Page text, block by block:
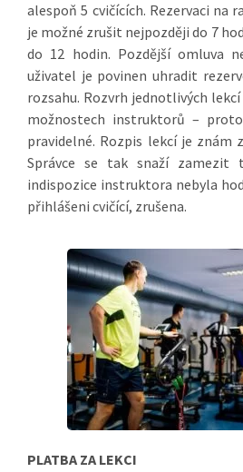
alespoň 5 cvičících. Rezervaci na
je možné zrušit nejpozději do 7
do 12 hodin. Pozdější omluva
uživatel je povinen uhradit
rozsahu. Rozvrh jednotlivých
možnostech instruktorů –
pravidelné. Rozpis lekcí je znám
Správce se tak snaží zamezit
indispozice instruktora nebyla
přihlášeni cvičící, zrušena.
PLATBA ZA LEKCI